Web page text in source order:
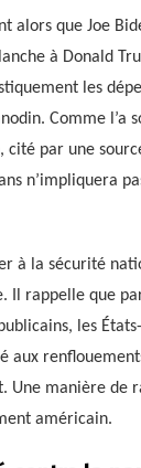
alors que Joe
à Donald
les
Comme l’a
cité par une
n’impliquera
à la sécurité
Il rappelle que
les
aux
Une manière de
américain.